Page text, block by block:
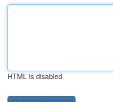
HTML is disabled